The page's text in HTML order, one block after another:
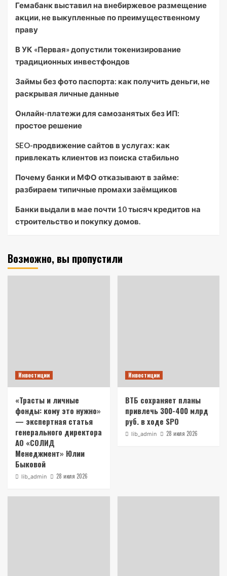
Гемабанк выставил на внебиржевое размещение
акции, не выкупленные по преимущественному
праву
В УК «Первая» допустили токенизирование
традиционных инвестфондов
Займы без фото паспорта: как получить деньги, не
раскрывая личные данные
Онлайн-платежи для самозанятых без ИП:
простое решение
SEO-продвижение сайтов в услугах: как
привлекать клиентов из поиска стабильно
Почему банки и МФО отказывают в займе:
разбираем типичные промахи заёмщиков
Банки выдали в мае почти 10 тысяч кредитов на
строительство и покупку домов.
Возможно, вы пропустили
Инвестиции
«Трасты и личные
фонды: кому это нужно»
— экспертная статья
генерального директора
АО «СОЛИД
Менеджмент» Юлии
Быковой
lib_admin 28 июля 2026
Инвестиции
ВТБ сохраняет планы
привлечь 300-400 млрд
руб. в ходе SPO
lib_admin 28 июля 2026